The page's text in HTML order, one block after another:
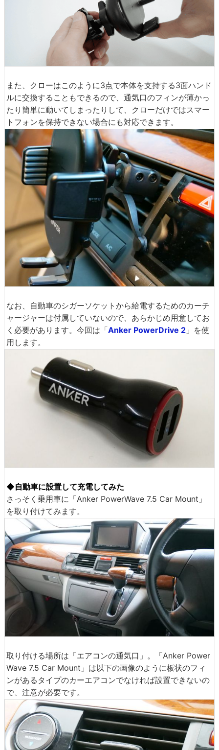
また、クローはこのように3点で本体を支持する3面ハンド
ルに交換することもできるので、通気口のフィンが薄かっ
たり簡単に動いてしまったりして、クローだけではスマー
トフォンを保持できない場合にも対応できます。
なお、自動車のシガーソケットから給電するためのカーチ
ャージャーは付属していないので、あらかじめ用意してお
く必要があります。今回は「Anker PowerDrive 2 」を使
用します。
◆自動車に設置して充電してみた
さっそく乗用車に「Anker PowerWave 7.5 Car Mount」
を取り付けてみます。
取り付ける場所は「エアコンの通気口」。「Anker Power
Wave 7.5 Car Mount」は以下の画像のように板状のフィ
ンがあるタイプのカーエアコンでなければ設置できないの
で、注意が必要です。